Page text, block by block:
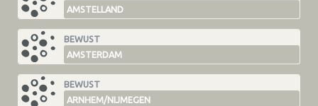
AMSTELLAND
BEWUST
AMSTERDAM
BEWUST
ARNHEM/NIJMEGEN